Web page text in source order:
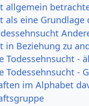
allgemein
als eine
in Beziehung zu
Todessehnsucht -
Todessehnsucht -
im Alphabet